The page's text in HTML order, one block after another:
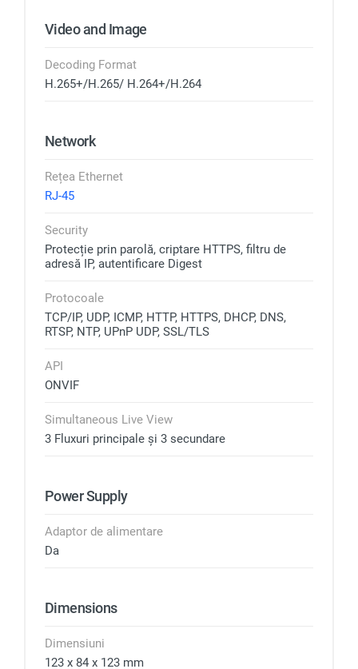
Video and Image
Decoding Format
H.265+/H.265/ H.264+/H.264
Network
Rețea Ethernet
RJ-45
Security
Protecție prin parolă, criptare HTTPS, filtru de
adresă IP, autentificare Digest
Protocoale
TCP/IP, UDP, ICMP, HTTP, HTTPS, DHCP, DNS,
RTSP, NTP, UPnP UDP, SSL/TLS
API
ONVIF
Simultaneous Live View
3 Fluxuri principale și 3 secundare
Power Supply
Adaptor de alimentare
Da
Dimensions
Dimensiuni
123 x 84 x 123 mm